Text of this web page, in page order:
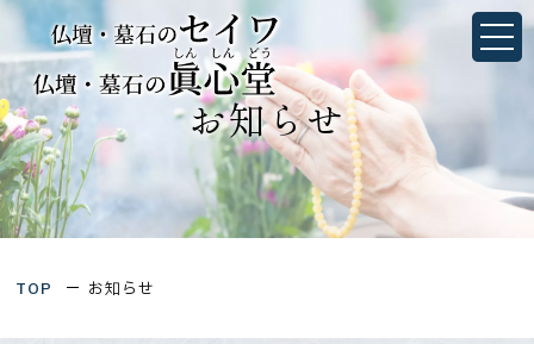
お知らせ｜墓石・仏壇のことなら静岡県浜松市・愛
知県豊橋市にあるセイワ／眞心堂
静岡県浜松市中央区佐鳴台1丁目4-27
TOP お知らせ